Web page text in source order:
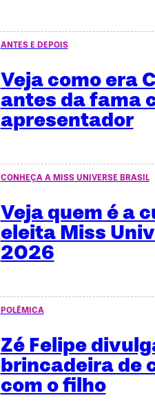
ANTES E DEPOIS
Veja como era
antes da fama
apresentador
CONHEÇA A MISS UNIVERSE BRASIL
Veja quem é a
eleita Miss
2026
POLÊMICA
Zé Felipe
brincadeira de
com o filho